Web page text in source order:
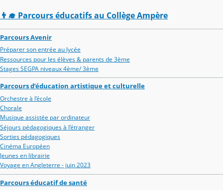
👨‍🎓 Parcours éducatifs au Collège Ampère
Parcours Avenir
Préparer son entrée au lycée
Ressources pour les élèves & parents de 3ème
Stages SEGPA niveaux 4ème/ 3ème
Parcours d’éducation artistique et culturelle
Orchestre à l’école
Chorale
Musique assistée par ordinateur
Séjours pédagogiques à l’étranger
Sorties pédagogiques
Cinéma Européen
Jeunes en librairie
Voyage en Angleterre - juin 2023
Parcours éducatif de santé